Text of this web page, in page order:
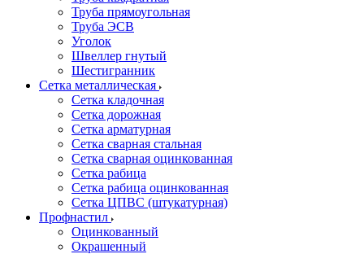
Труба прямоугольная
Труба ЭСВ
Уголок
Швеллер гнутый
Шестигранник
Сетка металлическая
Сетка кладочная
Сетка дорожная
Сетка арматурная
Сетка сварная стальная
Сетка сварная оцинкованная
Сетка рабица
Сетка рабица оцинкованная
Сетка ЦПВС (штукатурная)
Профнастил
Оцинкованный
Окрашенный